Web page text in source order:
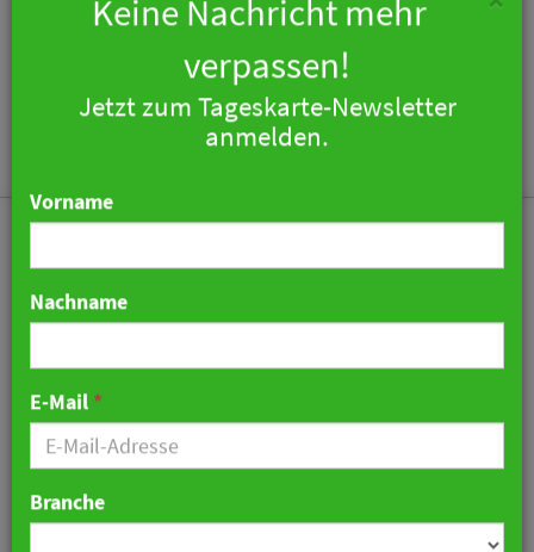
„Organisierte Nötigung“:
AfD-Vorstand beklagt
Absagen von
Gastronomen
Keine Nachricht mehr
verpassen!
Jetzt zum Tageskarte-Newsletter
E-Mail*